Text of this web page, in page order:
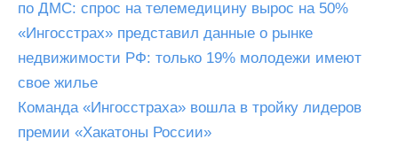
по ДМС: спрос на телемедицину вырос на 50%
«Ингосстрах» представил данные о рынке
недвижимости РФ: только 19% молодежи имеют
свое жилье
Команда «Ингосстраха» вошла в тройку лидеров
премии «Хакатоны России»